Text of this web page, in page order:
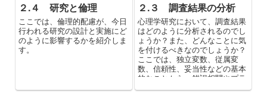
２.４ 研究と倫理
ここでは、倫理的配慮が、今日
行われる研究の設計と実施にど
のように影響するかを紹介しま
す。
２.３ 調査結果の分析
心理学研究において、調査結果
はどのように分析されるのでし
ょうか？また、どんなことに気
を付けるべきなのでしょうか？
ここでは、独立変数、従属変
数、信頼性、妥当性などの基本
的なことから、錯誤相関やプラ
シーボ効果など、研究において